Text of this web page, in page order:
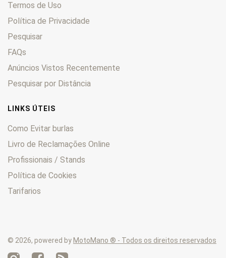
1190 0
1290 0
Adventure
Baja 0
Bora
Comet 0
Duke 0
Enduro 0
EXC 0
Foxi 0
Freeride
Incas 0
0
Termos de Uso
Política de Privacidade
Pesquisar
FAQs
Anúncios Vistos Recentemente
Pesquisar por Distância
LINKS ÚTEIS
Como Evitar burlas
Livro de Reclamações Online
Profissionais / Stands
Política de Cookies
Tarifarios
© 2026, powered by MotoMano ® - Todos os direitos reservados